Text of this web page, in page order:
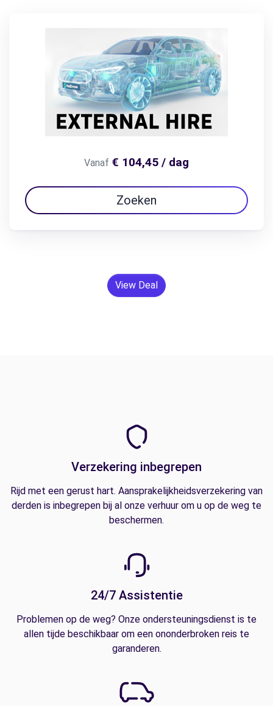
Vanaf € 104,45 / dag
Zoeken
View Deal
Verzekering inbegrepen
Rijd met een gerust hart. Aansprakelijkheidsverzekering van
derden is inbegrepen bij al onze verhuur om u op de weg te
beschermen.
24/7 Assistentie
Problemen op de weg? Onze ondersteuningsdienst is te
allen tijde beschikbaar om een ononderbroken reis te
garanderen.